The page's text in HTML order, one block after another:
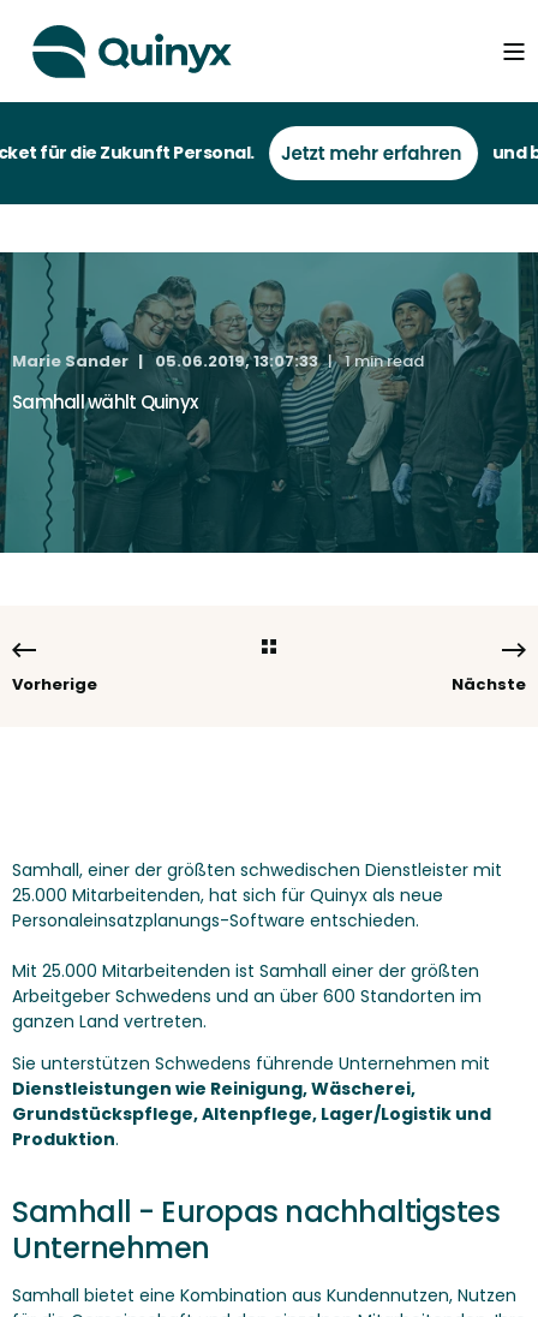
für die Zukunft Personal. und
Marie Sander 05.06.2019, 13:07:33 1 min read
Samhall wählt Quinyx
Vorherige Nächste
Samhall, einer der größten schwedischen Dienstleister mit
25.000 Mitarbeitenden, hat sich für Quinyx als neue
Personaleinsatzplanungs-Software entschieden.
Mit 25.000 Mitarbeitenden ist Samhall einer der größten
Arbeitgeber Schwedens und an über 600 Standorten im
ganzen Land vertreten.
Sie unterstützen Schwedens führende Unternehmen mit
Dienstleistungen wie Reinigung, Wäscherei,
Grundstückspflege, Altenpflege, Lager/Logistik und
Produktion.
Samhall - Europas nachhaltigstes
Unternehmen
Samhall bietet eine Kombination aus Kundennutzen, Nutzen